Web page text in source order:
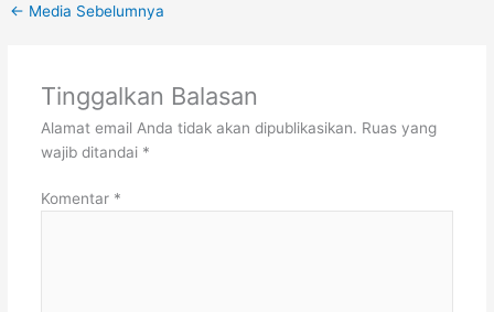
← Media Sebelumnya
Tinggalkan Balasan
Alamat email Anda tidak akan dipublikasikan. Ruas yang
wajib ditandai *
Komentar *